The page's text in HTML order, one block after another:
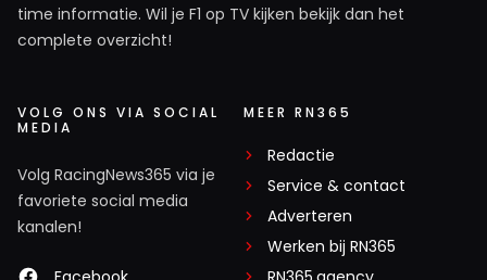
time informatie. Wil je F1 op TV kijken bekijk dan het
complete overzicht!
VOLG ONS VIA SOCIAL
MEDIA
Volg RacingNews365 via je
favoriete social media
kanalen!
MEER RN365
Redactie
Service & contact
Adverteren
Werken bij RN365